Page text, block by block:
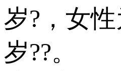
岁?，女性
岁??。